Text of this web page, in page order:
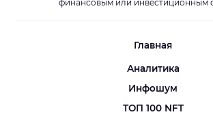
финансовым или инвестиционным
Главная
Аналитика
Инфошум
ТОП 100 NFT